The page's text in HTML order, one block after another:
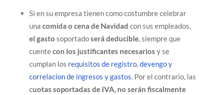
Si en su empresa tienen como costumbre celebrar
una comida o cena de Navidad con sus empleados,
el gasto soportadoserá deducible, siempre que
cuentecon los justificantes necesarios y se
cumplan los requisitos de registro, devengo y
correlacion de ingresos y gastos. Por el contrario, las
cuotas soportadas de IVA, no serán fiscalmente